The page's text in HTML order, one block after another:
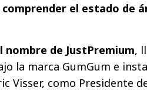
comprender el estado de
de JustPremium,
la marca GumGum e
Visser, como Presidente